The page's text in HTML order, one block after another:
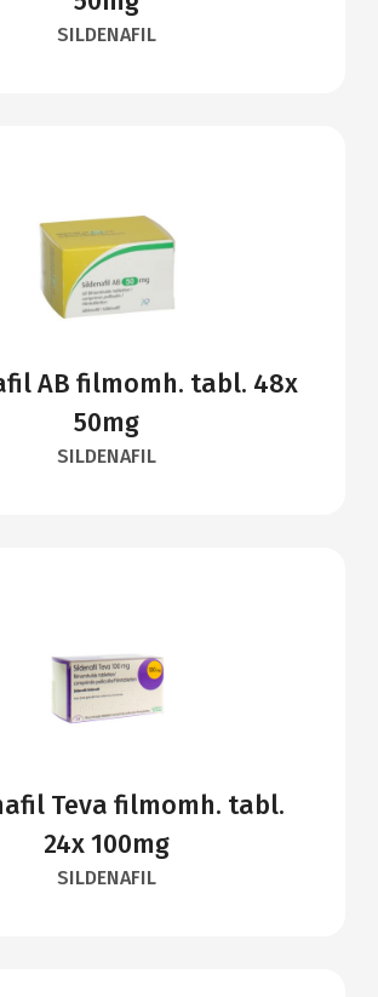
SILDENAFIL
AB filmomh. tabl. 48x
50mg
SILDENAFIL
Teva filmomh. tabl.
24x 100mg
SILDENAFIL